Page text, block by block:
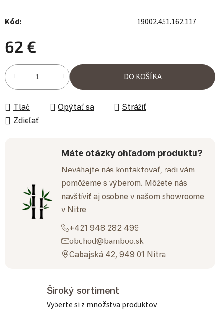
Kód: 19002.451.162.117
62 €
Jednotková cena:
DO KOŠÍKA
Tlač Opýtať sa
Strážiť
Zdieľať
Máte otázky ohľadom produktu?
Neváhajte nás kontaktovať, radi vám
pomôžeme s výberom. Môžete nás
navštíviť aj osobne v našom showroome
v Nitre
+421 948 282 499
obchod@bamboo.sk
Cabajská 42, 949 01 Nitra
Široký sortiment
Vyberte si z množstva produktov